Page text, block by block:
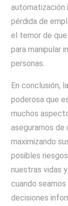
automatización
pérdida de
el temor de
para manipular
personas.
En conclusión,
poderosa que
muchos
asegurarnos de
maximizando
posibles
nuestras vidas
cuando
decisiones